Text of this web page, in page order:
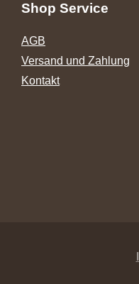
Shop Service
AGB
Versand und Zahlung
Kontakt